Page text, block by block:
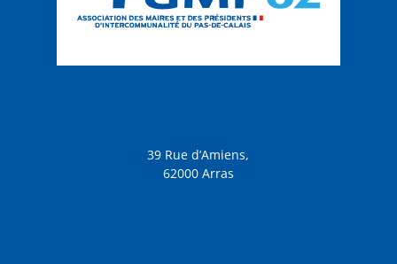
39 Rue d’Amiens,
62000 Arras